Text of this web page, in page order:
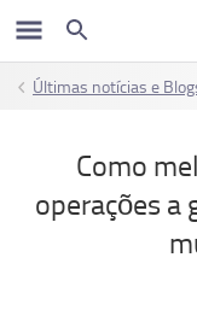
Últimas notícias e
Como
operações a